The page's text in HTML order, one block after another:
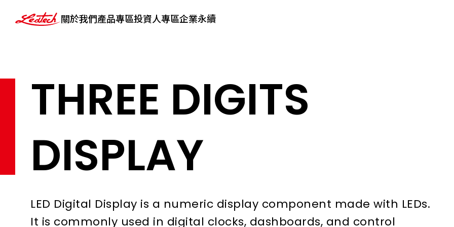
關於我們產品專區投資人專區企業永續
THREE DIGITS
DISPLAY
LED Digital Display is a numeric display component made with LEDs.
It is commonly used in digital clocks, dashboards, and control